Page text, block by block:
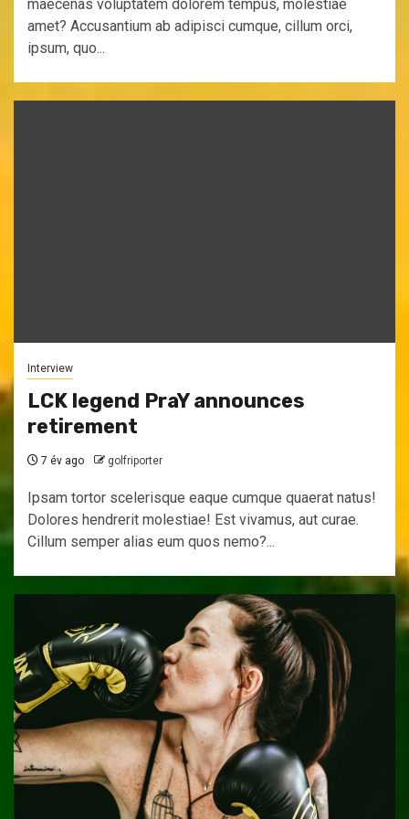
maecenas voluptatem dolorem tempus, molestiae
amet? Accusantium ab adipisci cumque, cillum orci,
ipsum, quo...
Interview
LCK legend PraY announces
retirement
7 év ago golfriporter
Ipsam tortor scelerisque eaque cumque quaerat natus!
Dolores hendrerit molestiae! Est vivamus, aut curae.
Cillum semper alias eum quos nemo?...